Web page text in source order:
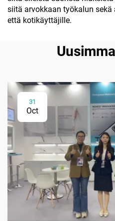
siitä arvokkaan työkalun
että kotikäyttäjille.
31
Oct